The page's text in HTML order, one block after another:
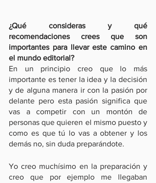
¿Qué consideras y qué
recomendaciones crees que son
importantes para llevar este camino en
el mundo editorial?
En un principio creo que lo más
importante es tener la idea y la decisión
y de alguna manera ir con la pasión por
delante pero esta pasión significa que
vas a competir con un montón de
personas que quieren el mismo puesto y
como es que tú lo vas a obtener y los
demás no, sin duda preparándote.
Yo creo muchísimo en la preparación y
creo que por ejemplo me llegaban